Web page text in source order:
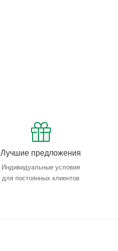
Лучшие предложения
Индивидуальные условия
для постоянных клиентов